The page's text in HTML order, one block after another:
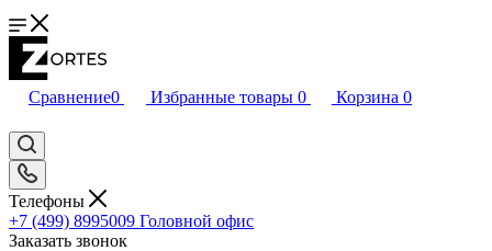
Сравнение0 Избранные товары 0 Корзина 0
Телефоны
+7 (499) 8995009 Головной офис
Заказать звонок